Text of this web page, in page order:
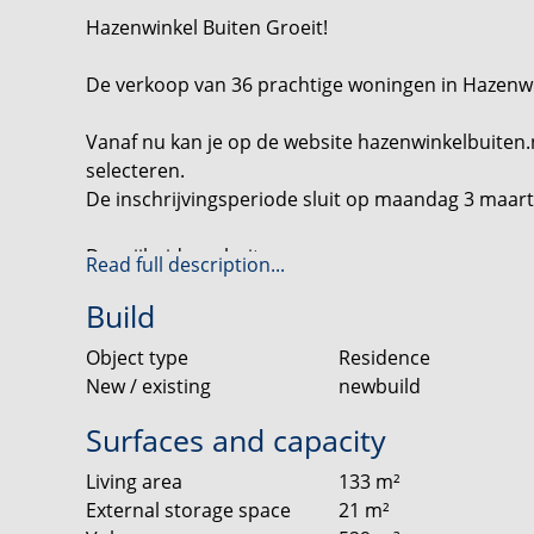
Hazenwinkel Buiten Groeit!
De verkoop van 36 prachtige woningen in
Vanaf nu kan je op de website
selecteren.
De inschrijvingsperiode sluit op maandag 3
De vrijheid van buiten wonen
Wonen in Hazenwinkel Buiten betekent leven in
rand van Brandevoort biedt een unieke balans
landschap dat met de seizoenen verandert.
Vrijheid en veelzijdigheid
In Hazenwinkel Buiten draait alles om vrijheid. Je
wandelingen, fietstochten of ontspannen in je
stad, waar je kunt genieten van culinaire
Read full description...
Build
Object type
Residence
New / existing
newbuild
Surfaces and capacity
Living area 133 m²
External storage space
21 m²